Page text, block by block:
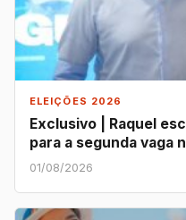
ELEIÇÕES 2026
Exclusivo | Raquel
para a segunda vaga
01/08/2026